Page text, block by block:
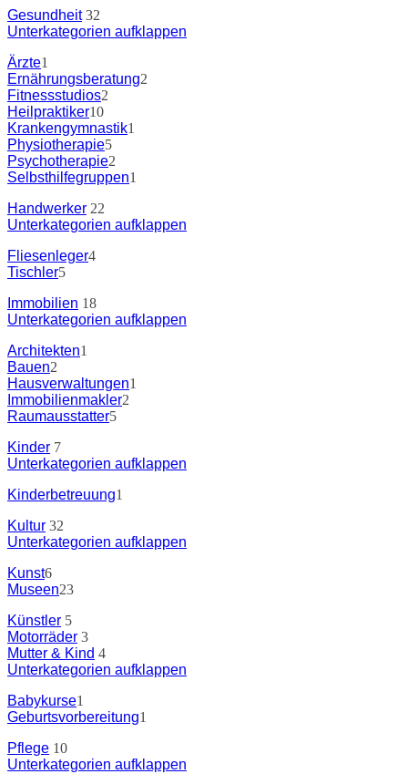
Gesundheit32
Unterkategorien aufklappen
Ärzte1
Ernährungsberatung2
Fitnessstudios2
Heilpraktiker10
Krankengymnastik1
Physiotherapie5
Psychotherapie2
Selbsthilfegruppen1
Handwerker 22
Unterkategorien aufklappen
Fliesenleger4
Tischler5
Immobilien 18
Unterkategorien aufklappen
Architekten1
Bauen2
Hausverwaltungen1
Immobilienmakler2
Raumausstatter5
Kinder 7
Unterkategorien aufklappen
Kinderbetreuung1
Kultur 32
Unterkategorien aufklappen
Kunst6
Museen23
Künstler 5
Motorräder 3
Mutter & Kind 4
Unterkategorien aufklappen
Babykurse1
Geburtsvorbereitung1
Pflege 10
Unterkategorien aufklappen